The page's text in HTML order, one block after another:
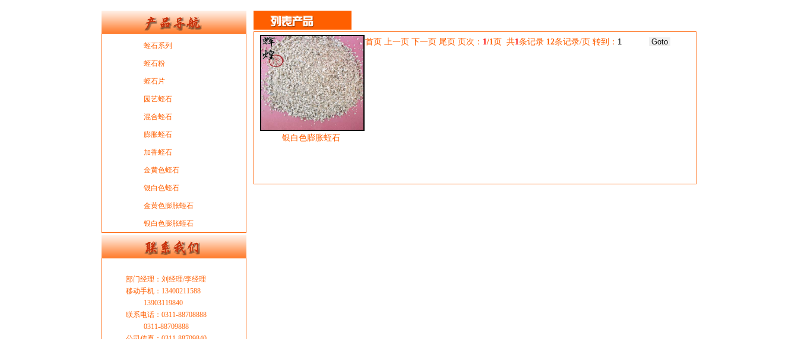
蛭石系列
蛭石粉
蛭石片
园艺蛭石
混合蛭石
膨胀蛭石
加香蛭石
金黄色蛭石
银白色蛭石
金黄色膨胀蛭石
银白色膨胀蛭石
部门经理：刘经理/李经理
移动手机：13400211588
13903119840
联系电话：0311-88708888
0311-88709888
银白色膨胀蛭石
首页 上一页 下一页 尾页 页次： 1/1页 共1条记录 12条记录/页 转到：